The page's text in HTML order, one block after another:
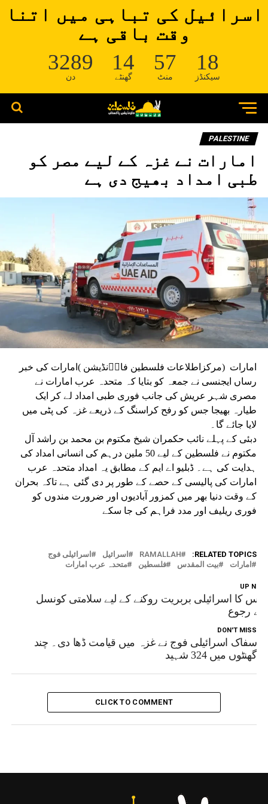
اسرائیل کی تباہی میں اتنا
وقت باقی ہے
3289
دن
14
گھنٹے
57
منٹ
17
سیکنڈز
PALESTINE
امارات نے غزہ کے لیے مصر کو
طبی امداد بھیج دی ہے
امارات (مرکزاطلاعات فلسطین فاوؑنڈیشن )امارات کی خبر
رساں ایجنسی نے جمعہ کو بتایا کہ متحدہ عرب امارات نے
مصری شہر عریش کی جانب فوری طبی امداد لے کر ایک
طیارہ بھیجا جس کو رفح کراسنگ کے ذریعے غزہ کی پٹی میں
لایا جائے گا۔
دبئی کے پہلے نائب حکمران شیخ مکتوم بن محمد بن راشد آل
مکتوم نے فلسطین کے لیے 50 ملین درہم کی انسانی امداد کی
ہدایت کی ہے۔ ڈبلیو اے ایم کے مطابق یہ امداد متحدہ عرب
امارات کی پالیسی کے حصے کے طور پر دی گئی ہے تاکہ بحران
کے وقت دنیا بھر میں کمزور آبادیوں اور ضرورت مندوں کو
فوری ریلیف اور مدد فراہم کی جا سکے
RELATED TOPICS:
RAMALLAH اسرائیل
اسرائیلی فوج
امارات
بیت المقدس فلسطین متحدہ عرب امارات
UP
کا اسرائیلی بربریت روکنے کے لیے سلامتی کونسل
رجوع
DON'T MISS
سفاک اسرائیلی فوج نے غزہ میں قیامت ڈھا دی۔ چند
گھنٹوں میں 324 شہید
CLICK TO COMMENT